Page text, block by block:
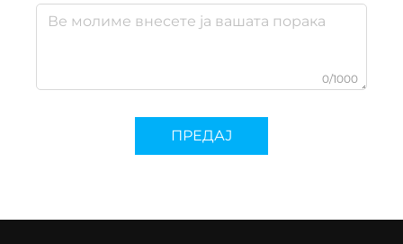
0/1000
ПРЕДАЈ